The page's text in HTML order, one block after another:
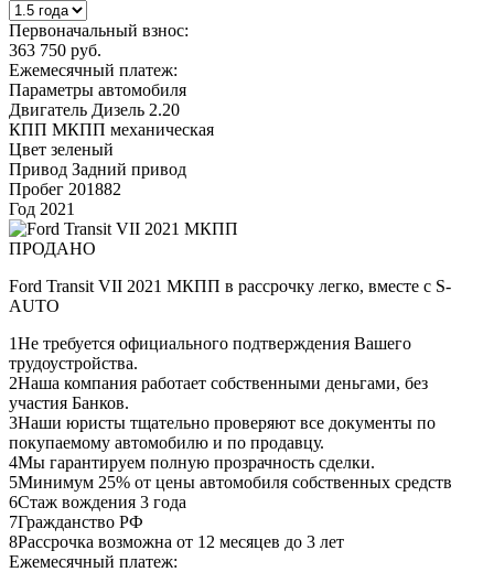
Первоначальный взнос:
363 750 руб.
Ежемесячный платеж:
Параметры автомобиля
Двигатель Дизель 2.20
КПП МКПП механическая
Цвет зеленый
Привод Задний привод
Пробег 201882
Год 2021
ПРОДАНО
Ford Transit VII 2021 МКПП в рассрочку легко, вместе с S-
AUTO
1Не требуется официального подтверждения Вашего
трудоустройства.
2Наша компания работает собственными деньгами, без
участия Банков.
3Наши юристы тщательно проверяют все документы по
покупаемому автомобилю и по продавцу.
4Мы гарантируем полную прозрачность сделки.
5Минимум 25% от цены автомобиля собственных средств
6Стаж вождения 3 года
7Гражданство РФ
8Рассрочка возможна от 12 месяцев до 3 лет
Ежемесячный платеж: